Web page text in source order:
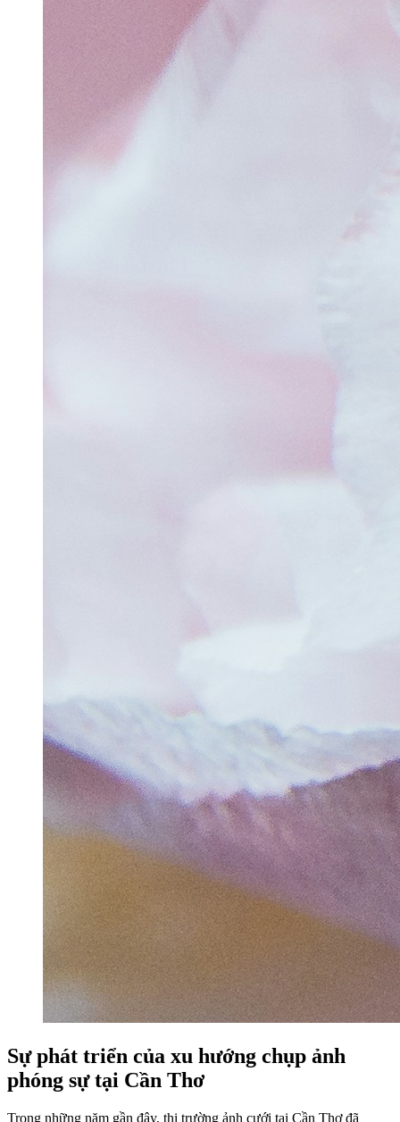
Sự phát triển của xu hướng chụp ảnh
phóng sự tại Cần Thơ
Trong những năm gần đây, thị trường ảnh cưới tại Cần Thơ đã